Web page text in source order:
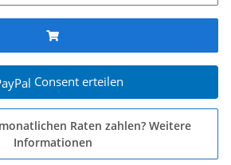
Consent erteilen
Raten zahlen? Weitere
Informationen